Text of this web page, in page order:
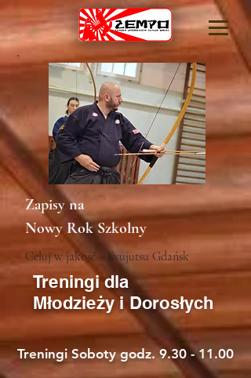
Zapisy na
Nowy Rok Szkolny
Celuj w jakość - Kyujutsu Gdańsk
Treningi dla
Młodzieży i Dorosłych
Treningi Soboty godz.9.30 - 11.00